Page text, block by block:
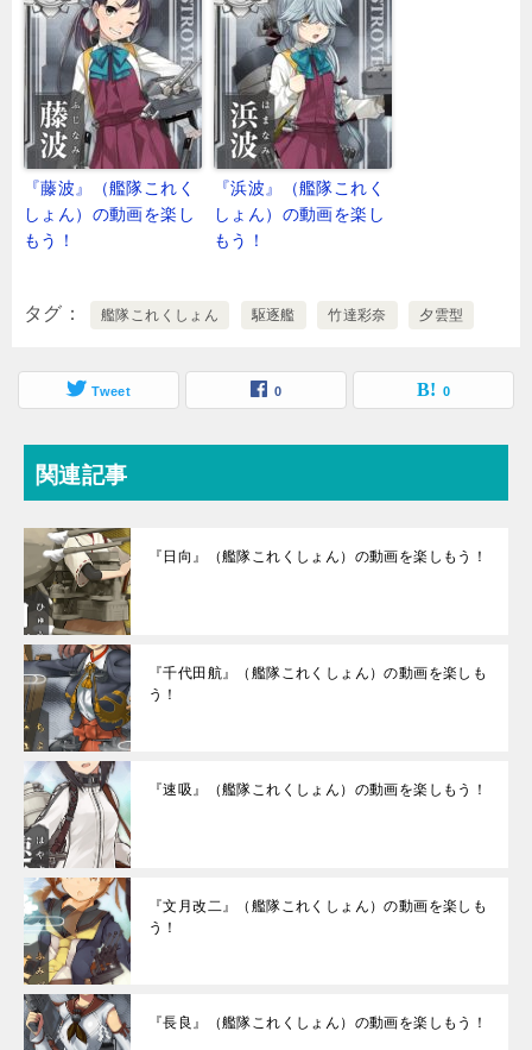
『藤波』（艦隊これく
しょん）の動画を楽し
もう！
『浜波』（艦隊これく
しょん）の動画を楽し
もう！
タグ 艦隊これくしょん 駆逐艦 竹達彩奈 夕雲型
Tweet 0 0
関連記事
『日向』（艦隊これくしょん）の動画を楽しもう！
『千代田航』（艦隊これくしょん）の動画を楽しも
う！
『速吸』（艦隊これくしょん）の動画を楽しもう！
『文月改二』（艦隊これくしょん）の動画を楽しも
う！
『長良』（艦隊これくしょん）の動画を楽しもう！